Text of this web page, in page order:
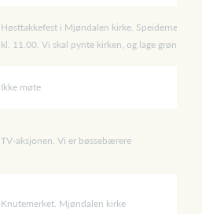
Høsttakkefest i Mjøndalen kirke. Speiderne
kl. 11.00. Vi skal pynte kirken, og lage
Ikke møte
TV-aksjonen. Vi er bøssebærere
Knutemerket. Mjøndalen kirke